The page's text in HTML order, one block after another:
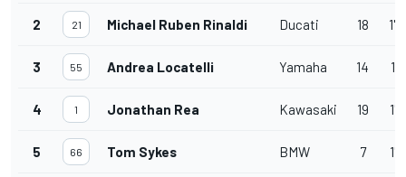
2 21 Michael Ruben Rinaldi Ducati 18
3 55 Andrea Locatelli Yamaha 14
4 1 Jonathan Rea Kawasaki 19
5 66 Tom Sykes BMW 7